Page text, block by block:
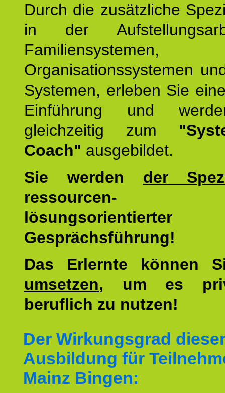
Durch die zusätzliche
in der
Familiensystemen,
Organisationssystemen
Systemen, erleben Sie
Einführung und
gleichzeitig zum
Coach" ausgebildet.
Sie werden der
lösungsorientierter
Gesprächsführung!
Das Erlernte können
umsetzen, um es
beruflich zu nutzen!
Der Wirkungsgrad
Ausbildung für
Mainz Bingen: